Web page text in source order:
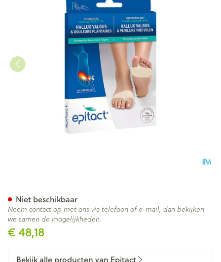
€ 48,18
Niet beschikbaar
Neem contact op met ons via telefoon of e-mail, dan bekijken
we samen de mogelijkheden.
Bekijk alle producten van Epitact